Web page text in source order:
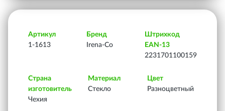
Артикул
1-1613
Бренд
Irena-Co
Штрихкод
EAN-13
2231701100159
Страна
изготовитель
Чехия
Материал
Стекло
Цвет
Разноцветный